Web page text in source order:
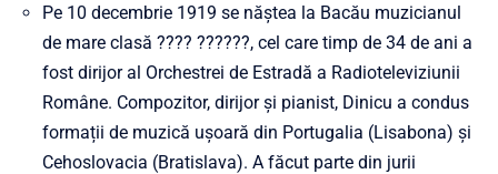
Pe 10 decembrie 1919 se năștea la Bacău muzicianul
de mare clasă ???? ??????, cel care timp de 34 de ani a
fost dirijor al Orchestrei de Estradă a Radioteleviziunii
Române. Compozitor, dirijor și pianist, Dinicu a condus
formații de muzică ușoară din Portugalia (Lisabona) și
Cehoslovacia (Bratislava). A făcut parte din jurii